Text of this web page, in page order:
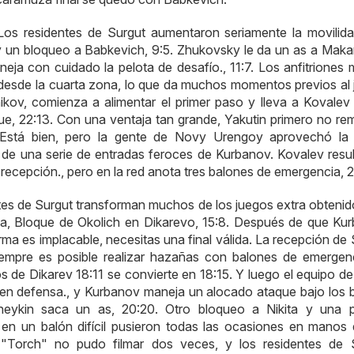
residentes de Surgut aumentaron seriamente la
bloqueo a Babkevich, 9:5. Zhukovsky le da un as a
con cuidado la pelota de desafío., 11:7. Los anfitriones
la cuarta zona, lo que da muchos momentos previos al
comienza a alimentar el primer paso y lleva a
22:13. Con una ventaja tan grande, Yakutin primero no
bien, pero la gente de Novy Urengoy aprovechó la
una serie de entradas feroces de Kurbanov. Kovalev
pero en la red anota tres balones de emergencia,
de Surgut transforman muchos de los juegos extra
Bloque de Okolich en Dikarevo, 15:8. Después de que
es implacable, necesitas una final válida. La recepción de
es posible realizar hazañas con balones de
de Dikarev 18:11 se convierte en 18:15. Y luego el equipo
defensa., y Kurbanov maneja un alocado ataque bajo los
saca un as, 20:20. Otro bloqueo a Nikita y una
un balón difícil pusieron todas las ocasiones en manos
no pudo filmar dos veces, y los residentes de